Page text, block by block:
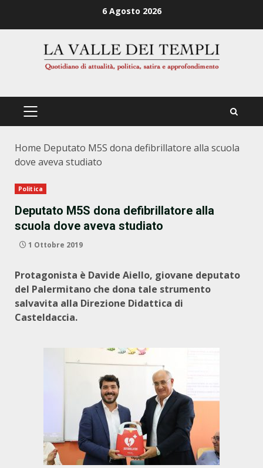
6 Agosto 2026
PRIMÄRES
Home Deputato M5S dona defibrillatore alla scuola
dove aveva studiato
Politica
Deputato M5S dona defibrillatore alla
scuola dove aveva studiato
1 Ottobre 2019
Protagonista è Davide Aiello, giovane deputato
del Palermitano che dona tale strumento
salvavita alla Direzione Didattica di
Casteldaccia.